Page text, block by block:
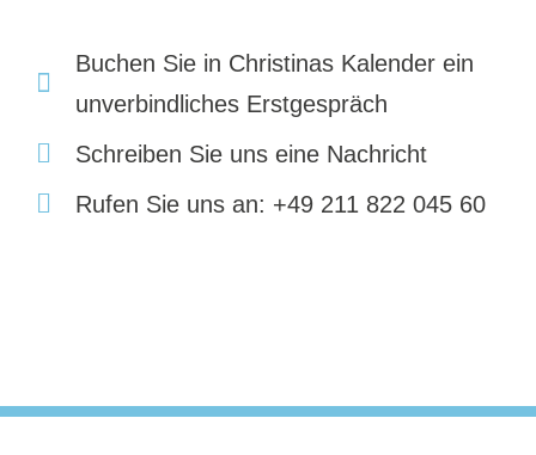
Buchen Sie in Christinas Kalender ein
unverbindliches Erstgespräch
Schreiben Sie uns eine Nachricht
Rufen Sie uns an: +49 211 822 045 60